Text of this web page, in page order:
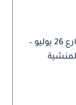
66 شارع 26 يوليو –